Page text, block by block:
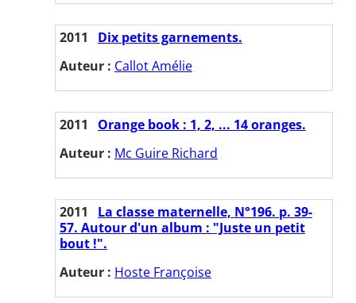
2011
Dix petits garnements.
Auteur : Callot Amélie
2011
Orange book : 1, 2, ... 14 oranges.
Auteur : Mc Guire Richard
2011
La classe maternelle, N°196. p. 39-
57. Autour d'un album : "Juste un petit
bout !".
Auteur : Hoste Françoise